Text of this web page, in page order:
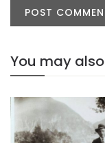
You may